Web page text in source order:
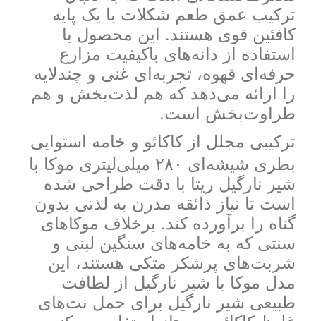
ترکیب عمق طعم شکلات با یک پایه
کافئین قوی هستند. این محصول با
استفاده از دانه‌های باکیفیت مزارع
حرفه‌ای قهوه، تجربه‌ای غنی و چندلایه
را ارائه می‌دهد که هم لذت‌بخش و هم
طراوت‌بخش است.
ترکیبی مجلل از کاکائو و خامه استوایی
بطری شیشه‌ای ۲۸۰ میلی‌لیتری موکا با
شیر نارگیل ریتا با دقت طراحی شده
است تا نیاز ذائقه مدرن به لذتی بدون
گناه را برآورده کند. برخلاف موکاهای
سنتی که به خامه‌های سنگین لبنی و
شربت‌های پرشکر متکی هستند، این
مدل موکا با شیر نارگیل از لطافت
طبیعی شیر نارگیل برای حمل نت‌های